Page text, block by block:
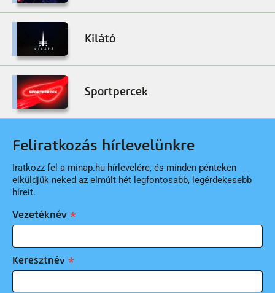
Kilátó
Sportpercek
Feliratkozás hírlevelünkre
Iratkozz fel a minap.hu hírlevelére, és minden pénteken
elküldjük neked az elmúlt hét legfontosabb, legérdekesebb
híreit.
Vezetéknév
Keresztnév